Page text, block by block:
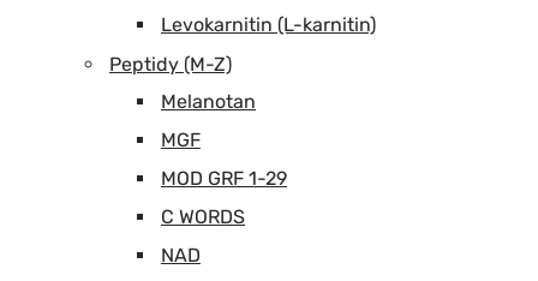
Levokarnitin (L-karnitin)
Peptidy (M-Z)
Melanotan
MGF
MOD GRF 1-29
C WORDS
NAD